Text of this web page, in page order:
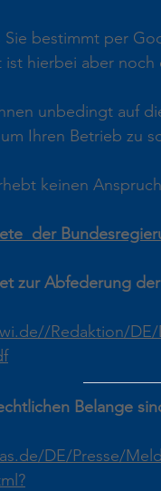
Sie bestimmt per
ist hierbei aber
unbedingt auf
Ihren Betrieb zu
keinen
der
zur Abfederung
Redaktion/
Belange
DE/Presse/